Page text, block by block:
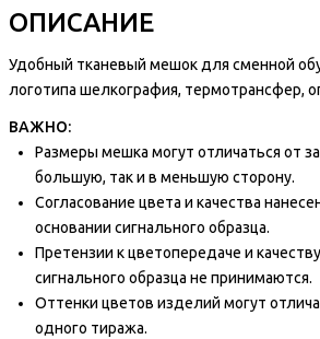
ОПИСАНИЕ
Удобный тканевый мешок для сменной
логотипа шелкография, термотрансфер,
ВАЖНО:
Размеры мешка могут отличаться от
большую, так и в меньшую сторону.
Согласование цвета и качества
основании сигнального образца.
Претензии к цветопередаче и
сигнального образца не принимаются.
Оттенки цветов изделий могут
одного тиража.